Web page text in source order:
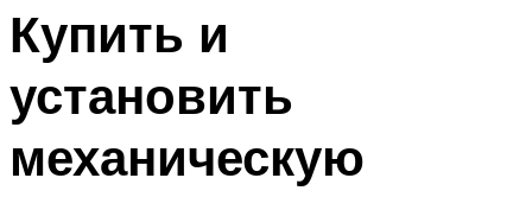
Купить и
установить
механическую